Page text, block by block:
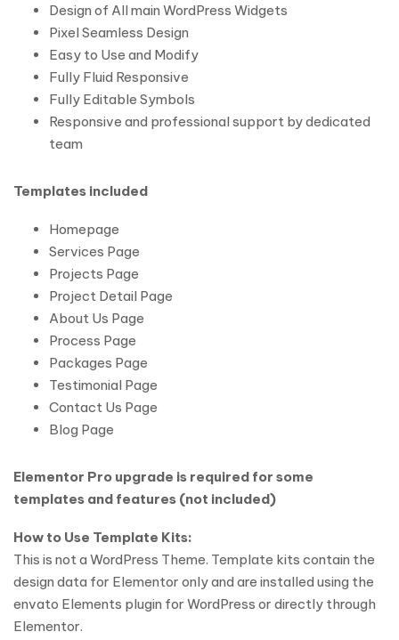
Design of All main WordPress Widgets
Pixel Seamless Design
Easy to Use and Modify
Fully Fluid Responsive
Fully Editable Symbols
Responsive and professional support by dedicated
team
Templates included
Homepage
Services Page
Projects Page
Project Detail Page
About Us Page
Process Page
Packages Page
Testimonial Page
Contact Us Page
Blog Page
Elementor Pro upgrade is required for some
templates and features (not included)
How to Use Template Kits:
This is not a WordPress Theme. Template kits contain the
design data for Elementor only and are installed using the
envato Elements plugin for WordPress or directly through
Elementor.